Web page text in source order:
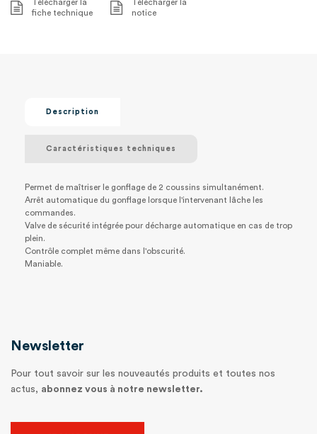
Télécharger la
fiche technique
Télécharger la
notice
Description
Caractéristiques techniques
Permet de maîtriser le gonflage de 2 coussins simultanément.
Arrêt automatique du gonflage lorsque l'intervenant lâche les
commandes.
Valve de sécurité intégrée pour décharge automatique en cas de trop
plein.
Contrôle complet même dans l'obscurité.
Maniable.
Newsletter
Pour tout savoir sur les nouveautés produits et toutes nos
actus, abonnez vous à notre newsletter.